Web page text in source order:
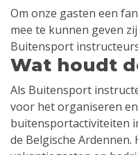
Om onze gasten een
mee te kunnen geven
Buitensport
Wat houdt
Als Buitensport
voor het organiseren
buitensportactiviteiten
de Belgische